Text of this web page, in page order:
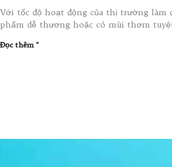
Với tốc độ hoạt động của thị trường làm
phẩm dễ thương hoặc có mùi thơm
Đọc thêm "